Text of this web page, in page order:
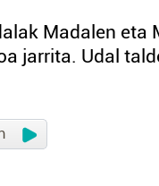
Madalen eta
jarrita. Udal